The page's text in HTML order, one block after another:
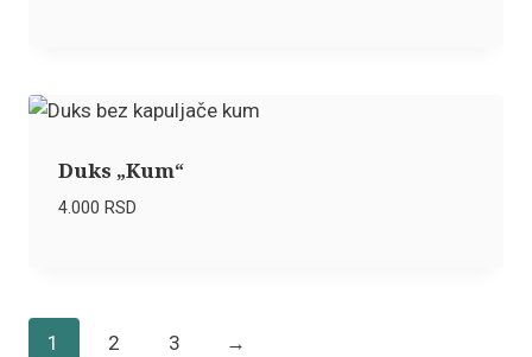
Duks „Kum“
4.000 RSD
1 2 3 →